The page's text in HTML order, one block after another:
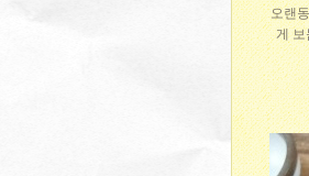
오랜
게 보